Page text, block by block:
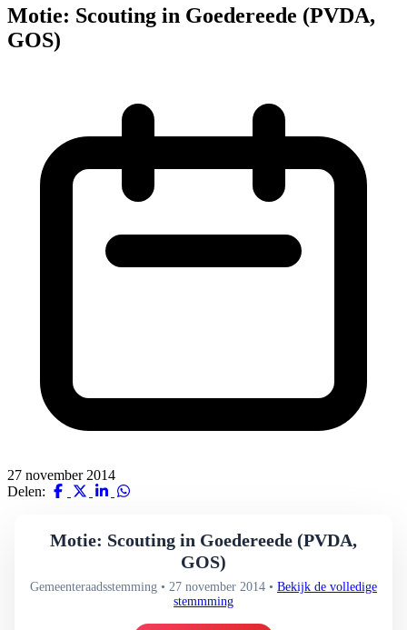
Motie: Scouting in Goedereede (PVDA,
GOS)
27 november 2014
Delen:
Motie: Scouting in Goedereede (PVDA,
GOS)
Gemeenteraadsstemming • 27 november 2014 • Bekijk de volledige
stemmming